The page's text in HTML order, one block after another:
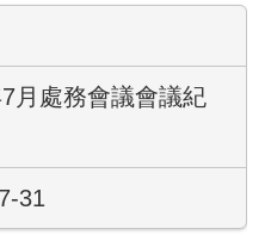
月處務會議會議紀
31